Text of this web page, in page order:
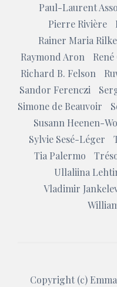
Paul-Laurent
Pierre Rivière
Rainer Maria Rilke
Raymond Aron
Richard B. Felson
Sandor Ferenczi
Simone de Beauvoir
Susann Heenen-
Sylvie Sesé-Léger
Tia Palermo
Ullaliina
Vladimir
Copyright (c)